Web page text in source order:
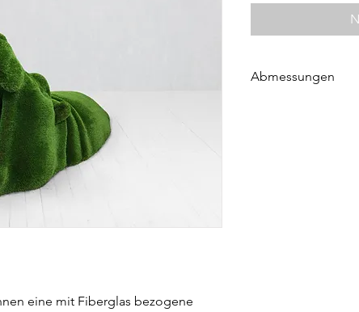
eine mit Fiberglas bezogene
Abmessungen